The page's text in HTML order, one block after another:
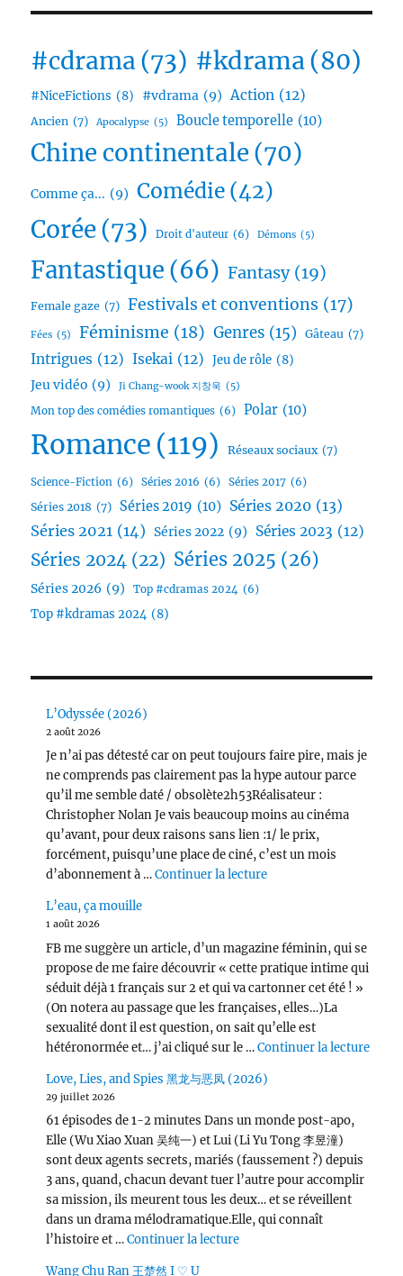
#cdrama (73) #kdrama(80)
#NiceFictions (8) #vdrama (9) Action (12)
Ancien (7) Apocalypse (5) Boucle temporelle (10)
Chine continentale (70)
Comme ça... (9) Comédie (42)
Corée(73) Droit d'auteur (6) Démons (5)
Fantastique (66) Fantasy (19)
Female gaze (7) Festivals et conventions (17)
Fées (5) Féminisme (18) Genres (15) Gâteau (7)
Intrigues (12) Isekai (12) Jeu de rôle (8)
Jeu vidéo (9) Ji Chang-wook 지창욱 (5)
Mon top des comédies romantiques (6) Polar (10)
Romance (119) Réseaux sociaux (7)
Science-Fiction (6) Séries 2016 (6) Séries 2017 (6)
Séries 2018 (7) Séries 2019 (10) Séries 2020 (13)
Séries 2021 (14) Séries 2022 (9) Séries 2023 (12)
Séries 2024 (22) Séries 2025 (26)
Séries 2026 (9) Top #cdramas 2024 (6)
Top #kdramas 2024 (8)
L’Odyssée (2026)
2 août 2026
Je n’ai pas détesté car on peut toujours faire pire, mais je
ne comprends pas clairement pas la hype autour parce
qu’il me semble daté / obsolète2h53Réalisateur :
Christopher Nolan Je vais beaucoup moins au cinéma
qu’avant, pour deux raisons sans lien :1/ le prix,
forcément, puisqu’une place de ciné, c’est un mois
d’abonnement à …Continuer la lecturede « L’Odyssée (2026)
L’eau, ça mouille
1 août 2026
FB me suggère un article, d’un magazine féminin, qui se
propose de me faire découvrir « cette pratique intime qui
séduit déjà 1 français sur 2 et qui va cartonner cet été ! »
(On notera au passage que les françaises, elles…)La
sexualité dont il est question, on sait qu’elle est
hétéronormée et… j’ai cliqué sur le …Continuer la lecturede «
Love, Lies, and Spies 黑龙与恶凤 (2026)
29 juillet 2026
61 épisodes de 1-2 minutes Dans un monde post-apo,
Elle (Wu Xiao Xuan 吴纯一) et Lui (Li Yu Tong 李昱潼)
sont deux agents secrets, mariés (faussement ?) depuis
3 ans, quand, chacun devant tuer l’autre pour accomplir
sa mission, ils meurent tous les deux… et se réveillent
dans un drama mélodramatique.Elle, qui connaît
l’histoire et …Continuer la lecturede « Love, Lies, and Spies
Wang Chu Ran 王楚然 I ♡ U